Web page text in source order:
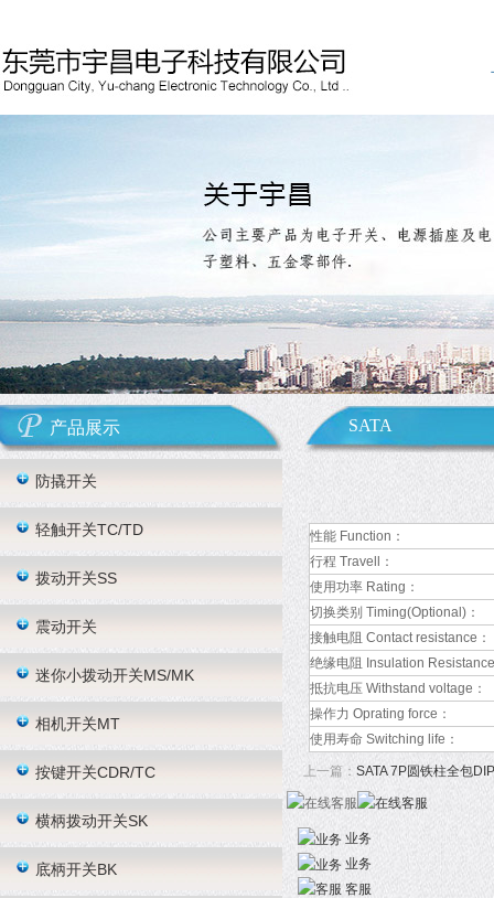
产品展示
防撬开关
轻触开关TC/TD
拨动开关SS
震动开关
迷你小拨动开关MS/MK
相机开关MT
按键开关CDR/TC
横柄拨动开关SK
底柄开关BK
SATA
性能 Function：
行程 Travell：
使用功率 Rating：
切换类别 Timing(Optional)：
接触电阻 Contact resistance：
绝缘电阻 Insulation
抵抗电压 Withstand voltage：
操作力 Oprating force：
使用寿命 Switching life：
上一篇： SATA 7P圆铁柱全包
业务
业务
客服